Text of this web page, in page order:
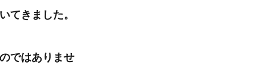
てきました。
ではありませ